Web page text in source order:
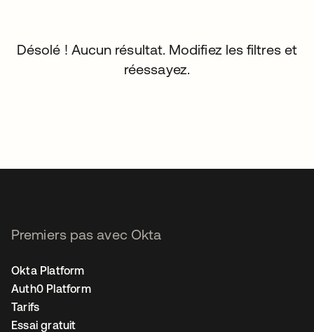
Désolé ! Aucun résultat. Modifiez les filtres et
réessayez.
Premiers pas avec Okta
Okta Platform
Auth0 Platform
Tarifs
Essai gratuit